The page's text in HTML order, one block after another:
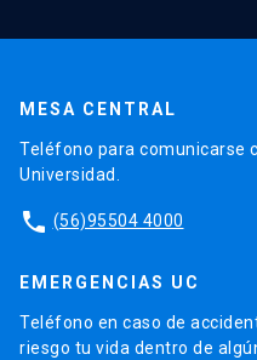
MESA CENTRAL
Teléfono para comunicarse
Universidad.
phone (56)95504 4000
EMERGENCIAS UC
Teléfono en caso de
riesgo tu vida dentro de